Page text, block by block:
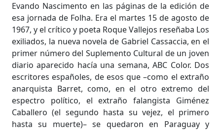
Evando Nascimento en las páginas de la edición de
esa jornada de Folha. Era el martes 15 de agosto de
1967, y el crítico y poeta Roque Vallejos reseñaba Los
exiliados, la nueva novela de Gabriel Cassaccia, en el
primer número del Suplemento Cultural de un joven
diario aparecido hacía una semana, ABC Color. Dos
escritores españoles, de esos que –como el extraño
anarquista Barret, como, en el otro extremo del
espectro político, el extraño falangista Giménez
Caballero (el segundo hasta su vejez, el primero
hasta su muerte)– se quedaron en Paraguay y